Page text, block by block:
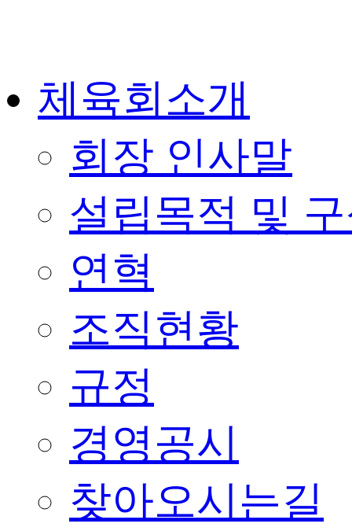
체육회소개
회장 인사말
설립목적 및
연혁
조직현황
규정
경영공시
찾아오시는길